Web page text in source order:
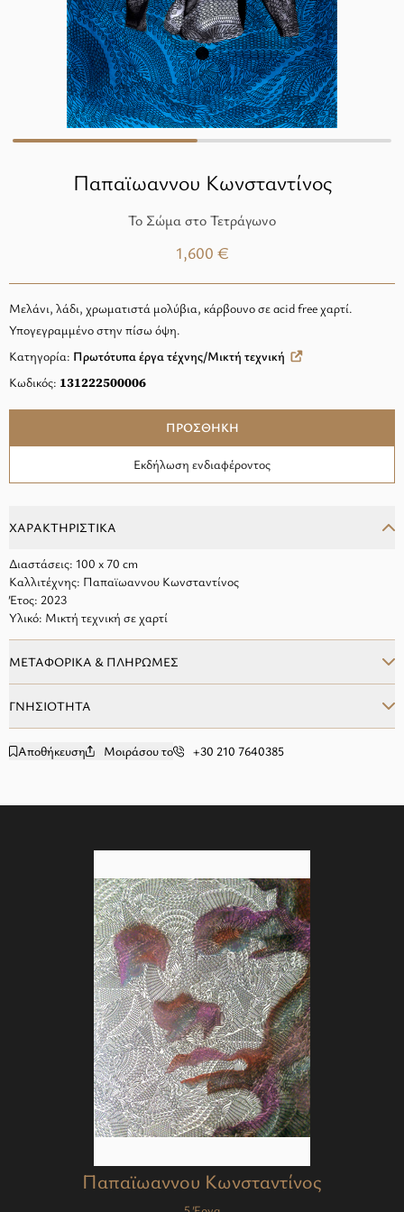
Παπαϊωαννου Κωνσταντίνος
Το Σώμα στο Τετράγωνο
1,600 €
Μελάνι, λάδι, χρωματιστά μολύβια, κάρβουνο σε acid free χαρτί.
Υπογεγραμμένο στην πίσω όψη.
Κατηγορία: Πρωτότυπα έργα τέχνης/Μικτή τεχνική
Κωδικός: 131222500006
ΠΡΟΣΘΗΚΗ
Εκδήλωση ενδιαφέροντος
ΧΑΡΑΚΤΗΡΙΣΤΙΚΑ
Διαστάσεις: 100 x 70 cm
Καλλιτέχνης: Παπαϊωαννου Κωνσταντίνος
Έτος: 2023
Υλικό: Μικτή τεχνική σε χαρτί
ΜΕΤΑΦΟΡΙΚΑ & ΠΛΗΡΩΜΕΣ
ΓΝΗΣΙΟΤΗΤΑ
add to wishlist
Αποθήκευση Μοιράσου το +30 210 7640385
Παπαϊωαννου Κωνσταντίνος